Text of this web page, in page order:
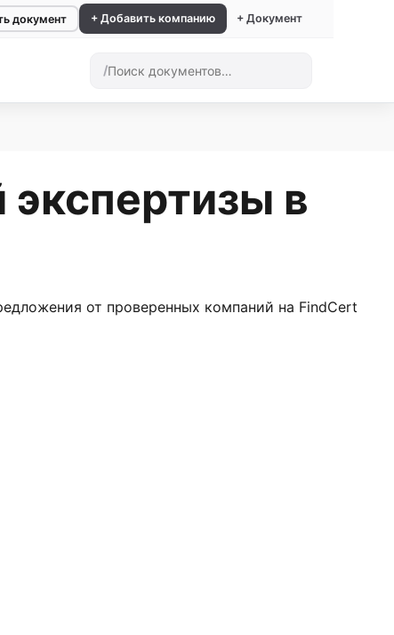
документ + Добавить компанию + Документ
/
в
от проверенных компаний на FindCert